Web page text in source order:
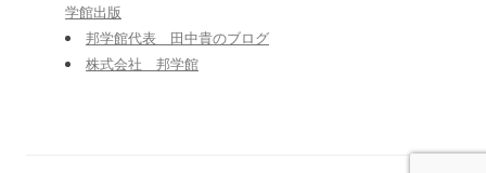
学館出版
邦学館代表 田中貴のブログ
株式会社 邦学館